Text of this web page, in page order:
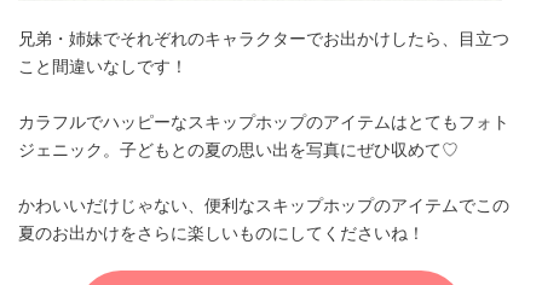
兄弟・姉妹でそれぞれのキャラクターでお出かけしたら、目立つ
こと間違いなしです！
カラフルでハッピーなスキップホップのアイテムはとてもフォト
ジェニック。子どもとの夏の思い出を写真にぜひ収めて♡
かわいいだけじゃない、便利なスキップホップのアイテムでこの
夏のお出かけをさらに楽しいものにしてくださいね！